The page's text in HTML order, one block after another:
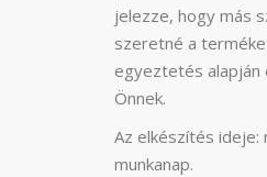
jelezze, hogy más
szeretné a
egyeztetés alapján
Önnek.
Az elkészítés ideje:
munkanap.